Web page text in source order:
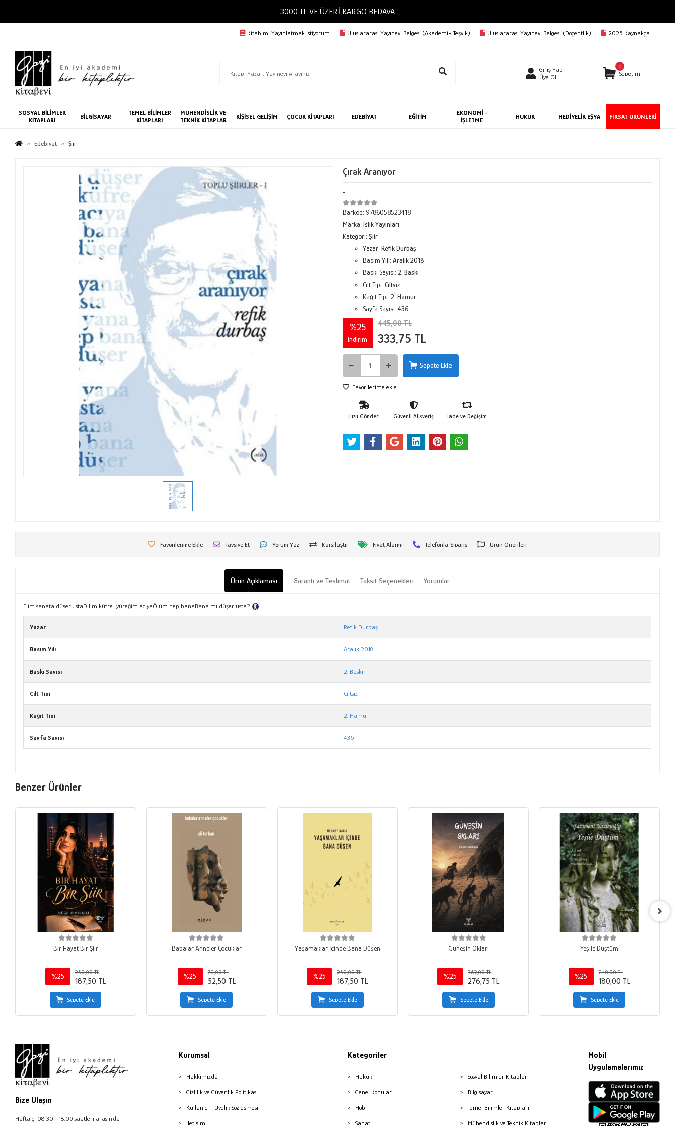
3000 TL VE ÜZERİ KARGO BEDAVA
Kitabımı Yayınlatmak İstiyorum Uluslararası Yayınevi Belgesi (Akademik Teşvik) Uluslararası Yayınevi Belgesi (Doçentlik) 2025 Kaynakça
Giriş Yap
Üye Ol
0
Sepetim
SOSYAL BİLİMLER
KİTAPLARI
BİLGİSAYAR
TEMEL BİLİMLER
KİTAPLARI
MÜHENDİSLİK VE
TEKNİK KİTAPLAR
KİŞİSEL GELİŞİM ÇOCUK KİTAPLARI EDEBİYAT EĞİTİM
EKONOMİ -
İŞLETME
HUKUK HEDİYELİK EŞYA FIRSAT ÜRÜNLERİ
Edebiyat Şiir
Çırak Aranıyor
-
Barkod: 9786058523418
Marka: Islık Yayınları
Kategori: Şiir
Yazar: Refik Durbaş
Basım Yılı: Aralık 2018
Baskı Sayısı: 2. Baskı
Cilt Tipi: Ciltsiz
Kağıt Tipi: 2. Hamur
Sayfa Sayısı:436
%25
indirim
445,00 TL
333,75 TL
Sepete Ekle
Favorilerime ekle
Hızlı Gönderi Güvenli Alışveriş İade ve Değişim
Favorilerime Ekle Tavsiye Et Yorum Yaz Karşılaştır Fiyat Alarmı Telefonla Sipariş Ürün Önerileri
Ürün Açıklaması Garanti ve Teslimat Taksit Seçenekleri Yorumlar
Elim sanata düşer ustaDilim küfre, yüreğim acıyaÖlüm hep banaBana mı düşer usta?
Yazar Refik Durbaş
Basım Yılı Aralık 2018
Baskı Sayısı 2. Baskı
Cilt Tipi Ciltsiz
Kağıt Tipi 2. Hamur
Sayfa Sayısı 436
Benzer Ürünler
Bir Hayat Bir Şiir
%25
250,00 TL
187,50 TL
Sepete Ekle
Babalar Anneler Çocuklar
%25
70,00 TL
52,50 TL
Sepete Ekle
Yaşamaklar İçinde Bana Düşen
%25
250,00 TL
187,50 TL
Sepete Ekle
Güneşin Okları
%25
369,00 TL
276,75 TL
Sepete Ekle
Yeşile Düştüm
%25
240,00 TL
180,00 TL
Sepete Ekle
Bize Ulaşın
Haftaiçi 08:30 - 18:00 saatleri arasında
Kurumsal
Hakkımızda
Gizlilik ve Güvenlik Politikası
Kullanıcı - Üyelik Sözleşmesi
İletişim
Kategoriler
Hukuk
Genel Konular
Hobi
Sanat
Sosyal Bilimler Kitapları
Bilgisayar
Temel Bilimler Kitapları
Mühendislik ve Teknik Kitaplar
Mobil
Uygulamalarımız